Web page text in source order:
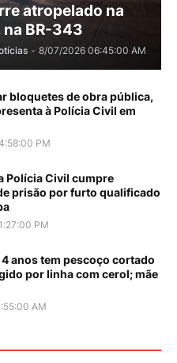
atropelado na
na BR-343
- 8/07/2026 06:45:00 AM
bloquetes de obra pública,
à Polícia Civil em
PM
Polícia Civil cumpre
prisão por furto qualificado
PM
anos tem pescoço cortado
por linha com cerol; mãe
AM